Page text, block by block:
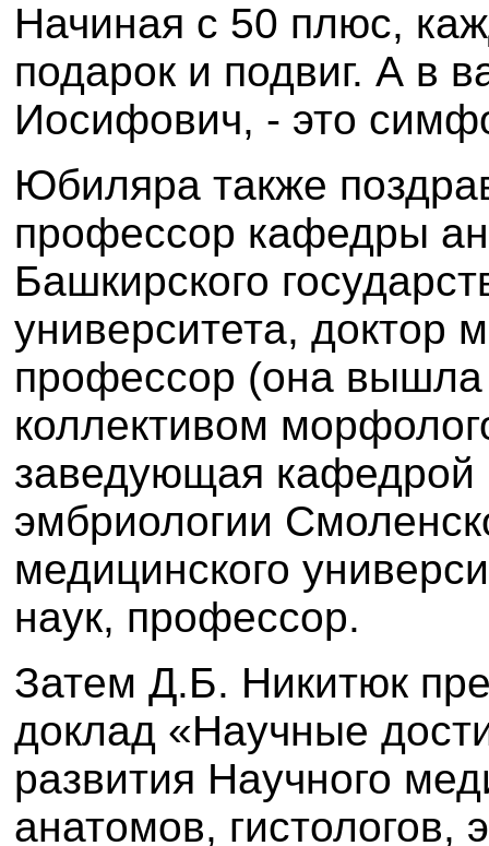
Начиная с 50 плюс,
подарок и подвиг. А в
Иосифович, - это
Юбиляра также
профессор кафедры
Башкирского
университета, доктор
профессор (она
коллективом
заведующая кафедрой
эмбриологии
медицинского
наук, профессор.
Затем Д.Б. Никитюк
доклад «Научные
развития Научного
анатомов,